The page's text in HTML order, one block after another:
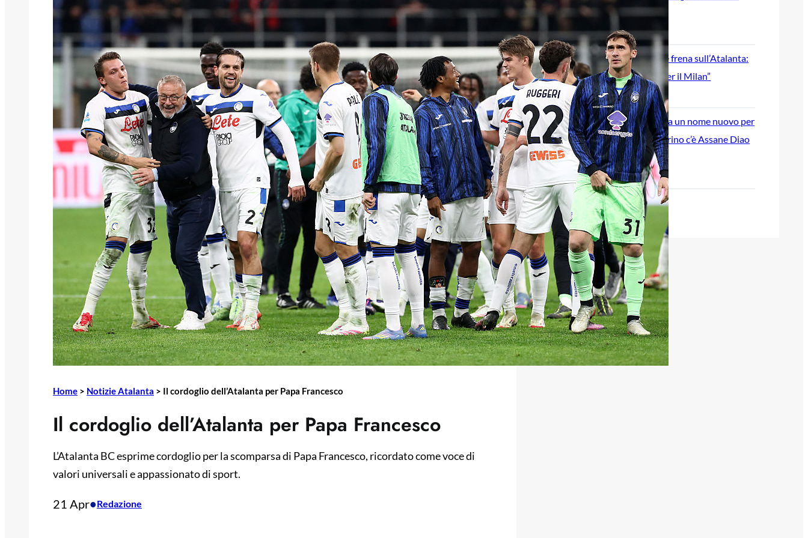
Home > Notizie Atalanta > Il cordoglio dell’Atalanta per Papa Francesco
Il cordoglio dell’Atalanta per Papa Francesco
L’Atalanta BC esprime cordoglio per la scomparsa di Papa Francesco, ricordato come voce di
valori universali e appassionato di sport.
21 Apr•Redazione
pronti al grande salto
6 Agosto 2026
Jashari, l’agente frena sull’Atalanta:
“Ha le qualità per il Milan”
6 Agosto 2026
Atalanta, spunta un nome nuovo per
l’attacco: nel mirino c’è Assane Diao
del Como
6 Agosto 2026